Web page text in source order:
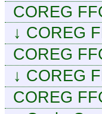
COREG
↓ COREG
COREG
↓ COREG
COREG